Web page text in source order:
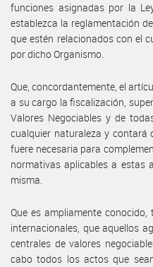
funciones asignadas por la
establezca la reglamentación
que estén relacionados con el
por dicho Organismo.
Que, concordantemente, el
a su cargo la fiscalización,
Valores Negociables y de
cualquier naturaleza y contará
fuere necesaria para
normativas aplicables a estas
misma.
Que es ampliamente
internacionales, que aquellos
centrales de valores
cabo todos los actos que